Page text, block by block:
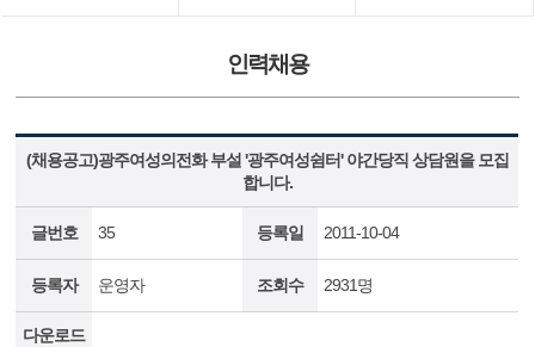
인력채용
(채용공고)광주여성의전화 부설 '광주여성쉼터' 야간당직 상담원을 모집
합니다.
글번호 35 등록일 2011-10-04
등록자 운영자 조회수 2931명
다운로드